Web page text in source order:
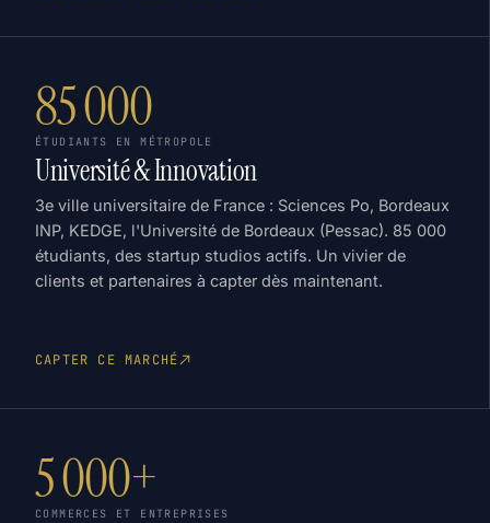
85 000
ÉTUDIANTS EN MÉTROPOLE
Université & Innovation
3e ville universitaire de France : Sciences Po, Bordeaux
INP, KEDGE, l'Université de Bordeaux (Pessac). 85 000
étudiants, des startup studios actifs. Un vivier de
clients et partenaires à capter dès maintenant.
CAPTER CE MARCHÉ
5 000+
COMMERCES ET ENTREPRISES